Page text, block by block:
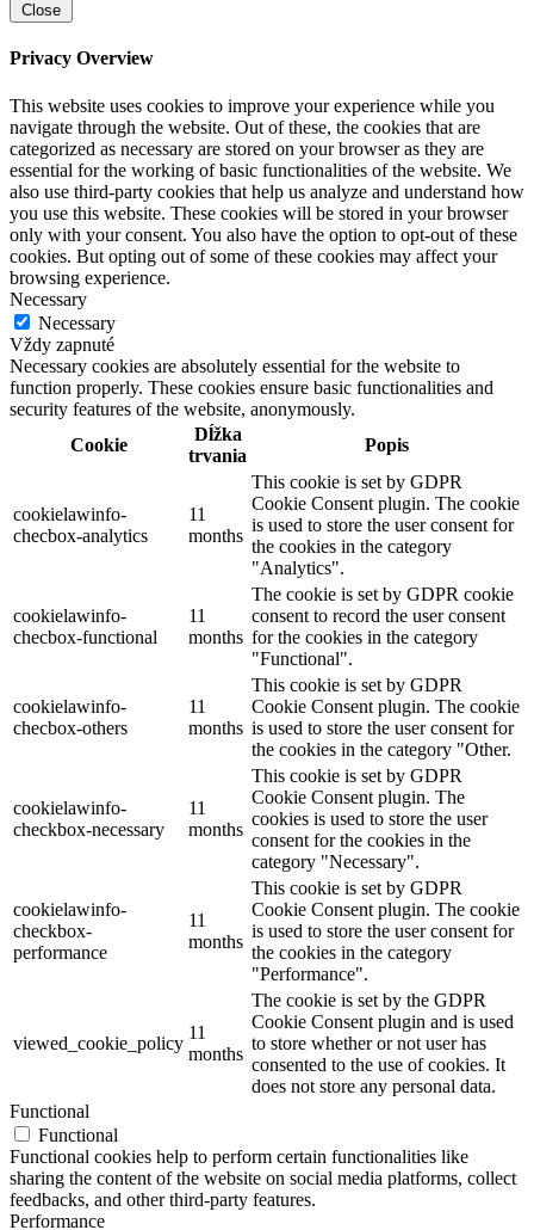
Close
Privacy Overview
This website uses cookies to improve your experience while you
navigate through the website. Out of these, the cookies that are
categorized as necessary are stored on your browser as they are
essential for the working of basic functionalities of the website. We
also use third-party cookies that help us analyze and understand how
you use this website. These cookies will be stored in your browser
only with your consent. You also have the option to opt-out of these
cookies. But opting out of some of these cookies may affect your
browsing experience.
Necessary
Necessary
Vždy zapnuté
Necessary cookies are absolutely essential for the website to
function properly. These cookies ensure basic functionalities and
security features of the website, anonymously.
Cookie
Dĺžka
trvania
Popis
cookielawinfo-
checbox-analytics
11
months
This cookie is set by GDPR
Cookie Consent plugin. The cookie
is used to store the user consent for
the cookies in the category
"Analytics".
cookielawinfo-
checbox-functional
11
months
The cookie is set by GDPR cookie
consent to record the user consent
for the cookies in the category
"Functional".
cookielawinfo-
checbox-others
11
months
This cookie is set by GDPR
Cookie Consent plugin. The cookie
is used to store the user consent for
the cookies in the category "Other.
cookielawinfo-
checkbox-necessary
11
months
This cookie is set by GDPR
Cookie Consent plugin. The
cookies is used to store the user
consent for the cookies in the
category "Necessary".
cookielawinfo-
checkbox-
performance
11
months
This cookie is set by GDPR
Cookie Consent plugin. The cookie
is used to store the user consent for
the cookies in the category
"Performance".
viewed_cookie_policy
11
months
The cookie is set by the GDPR
Cookie Consent plugin and is used
to store whether or not user has
consented to the use of cookies. It
does not store any personal data.
Functional
Functional
Functional cookies help to perform certain functionalities like
sharing the content of the website on social media platforms, collect
feedbacks, and other third-party features.
Performance